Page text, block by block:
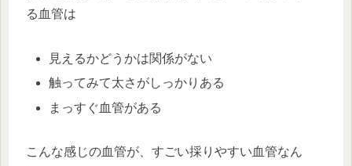
る血管は
見えるかどうかは関係がない
触ってみて太さがしっかりある
まっすぐ血管がある
こんな感じの血管が、すごい採りやすい血管なん